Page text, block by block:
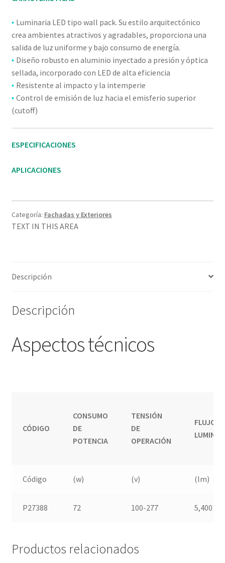
• Luminaria LED tipo wall pack. Su estilo arquitectónico
crea ambientes atractivos y agradables, proporciona una
salida de luz uniforme y bajo consumo de energía.
• Diseño robusto en aluminio inyectado a presión y óptica
sellada, incorporado con LED de alta eficiencia
• Resistente al impacto y la intemperie
• Control de emisión de luz hacia el emisferio superior
(cutoff)
ESPECIFICACIONES
APLICACIONES
Categoría: Fachadas y Exteriores
TEXT IN THIS AREA
Descripción
Descripción
Aspectos técnicos
CÓDIGO
CONSUMO
DE
POTENCIA
TENSIÓN
DE
OPERACIÓN
FLUJO
Código (w) (v) (lm)
P27388 72 100-277 5,400
Productos relacionados